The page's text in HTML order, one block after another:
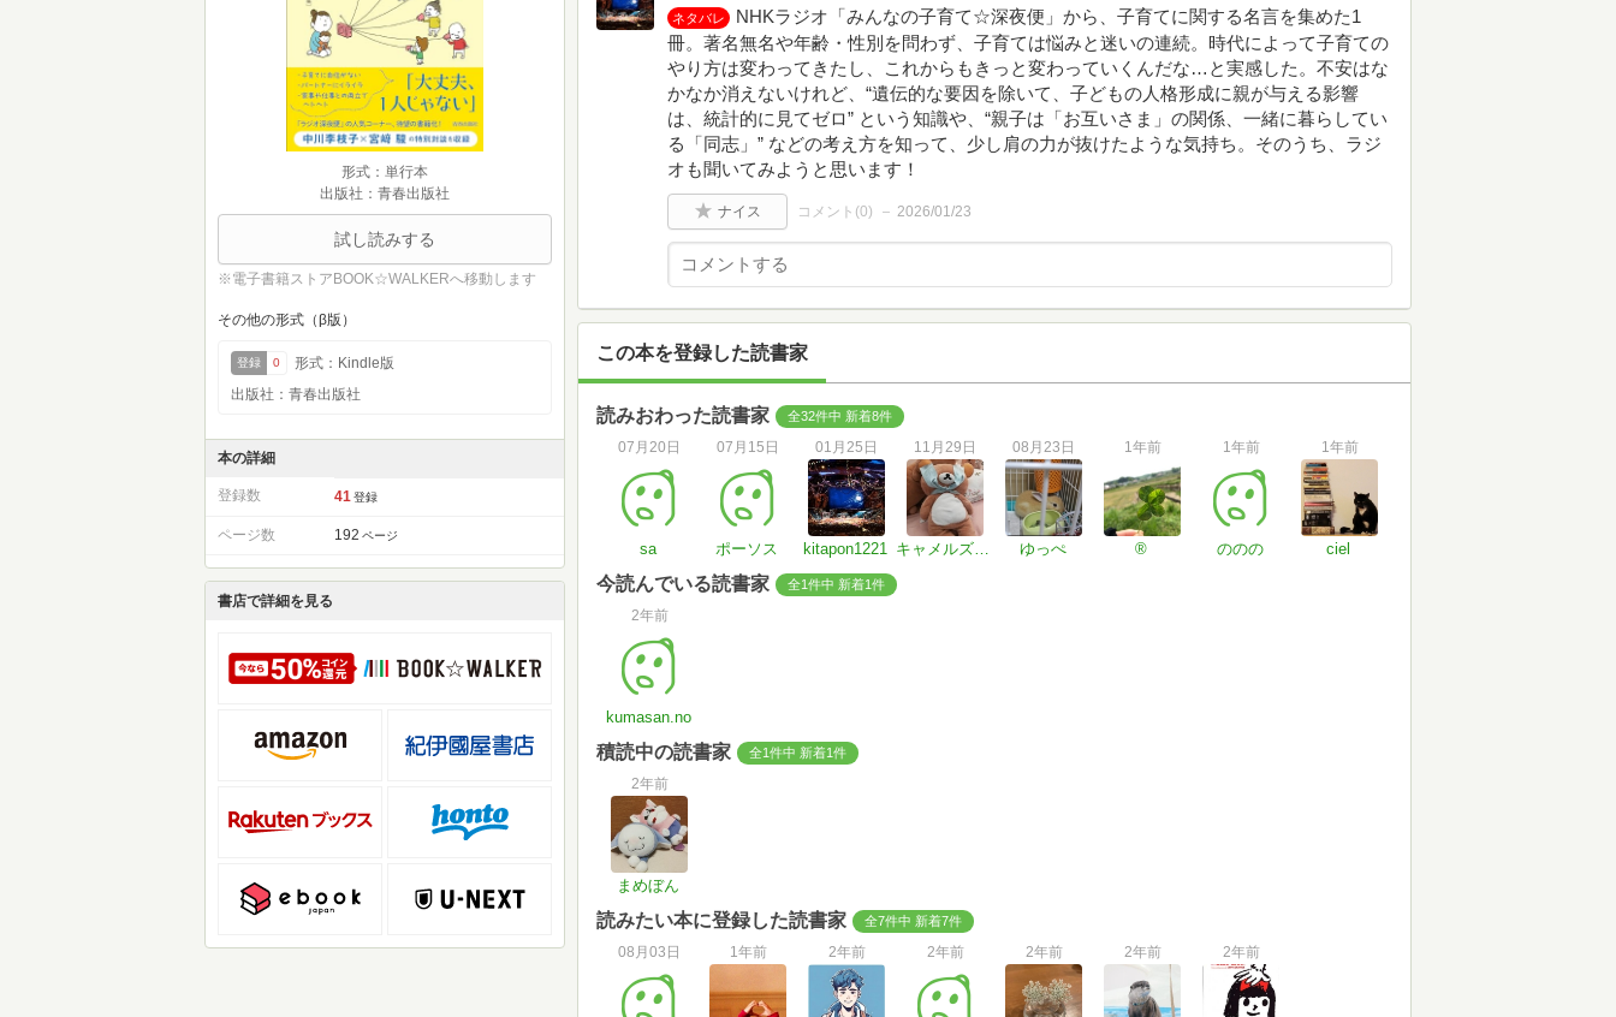
形式：単行本
出版社：青春出版社
試し読みする
※電子書籍ストアBOOK☆WALKERへ移動します
その他の形式（β版）
登録 0
形式：Kindle版
出版社：青春出版社
本の詳細
登録数 41 登録
ページ数 192 ページ
書店で詳細を見る
ネタバレ
NHKラジオ「みんなの子育て☆深夜便」から、子育てに関する名言を集めた1
冊。著名無名や年齢・性別を問わず、子育ては悩みと迷いの連続。時代によって子育ての
やり方は変わってきたし、これからもきっと変わっていくんだな…と実感した。不安はな
かなか消えないけれど、“遺伝的な要因を除いて、子どもの人格形成に親が与える影響
は、統計的に見てゼロ” という知識や、“親子は「お互いさま」の関係、一緒に暮らしてい
る「同志」” などの考え方を知って、少し肩の力が抜けたような気持ち。そのうち、ラジ
オも聞いてみようと思います！
ナイス コメント(0) 2026/01/23
この本を登録した読書家
読みおわった読書家 全32件中 新着8件
07月20日
sa
07月15日
ポーソス
01月25日
kitapon1221
11月29日
キャメルズボン
08月23日
ゆっぺ
1年前
®️
1年前
ののの
1年前
ciel
今読んでいる読書家 全1件中 新着1件
2年前
kumasan.no
積読中の読書家 全1件中 新着1件
2年前
まめぼん
読みたい本に登録した読書家 全7件中 新着7件
08月03日 1年前 2年前 2年前 2年前 2年前 2年前